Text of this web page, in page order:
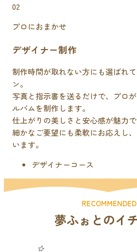
02
プロにおまかせ
デザイナー制作
制作時間が取れない方にも選ばれ
ン。
写真と指示書を送るだけで、プロ
ルバムを制作します。
仕上がりの美しさと安心感が魅力で
細かなご要望にも柔軟にお応えし
います。
デザイナーコース
RECOMMENDED
夢ふぉとのイ